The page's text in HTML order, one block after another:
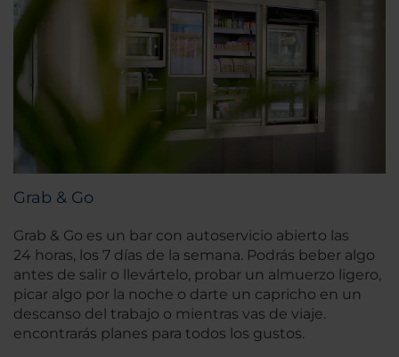
Grab & Go
Grab & Go es un bar con autoservicio abierto las
24 horas, los 7 días de la semana. Podrás beber algo
antes de salir o llevártelo, probar un almuerzo ligero,
picar algo por la noche o darte un capricho en un
descanso del trabajo o mientras vas de viaje.
encontrarás planes para todos los gustos.